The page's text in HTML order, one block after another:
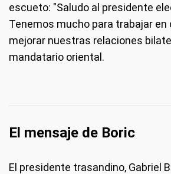
escueto: "Saludo al presidente
Tenemos mucho para trabajar en
mejorar nuestras relaciones
mandatario oriental.
El mensaje de Boric
El presidente trasandino, Gabriel